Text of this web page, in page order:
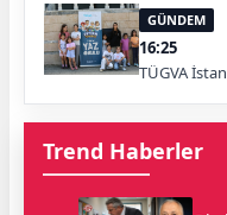
GÜNDEM
16:25
TÜGVA
Trend Haberler